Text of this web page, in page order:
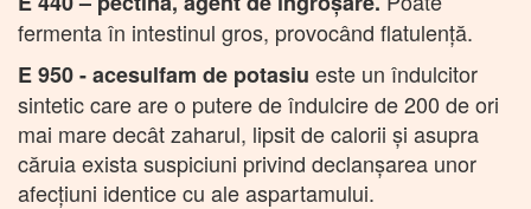
fermenta în intestinul gros, provocând flatulenţă.
E 950 - acesulfam de potasiu este un îndulcitor
sintetic care are o putere de îndulcire de 200 de ori
mai mare decât zaharul, lipsit de calorii și asupra
căruia exista suspiciuni privind declanșarea unor
afecțiuni identice cu ale aspartamului.